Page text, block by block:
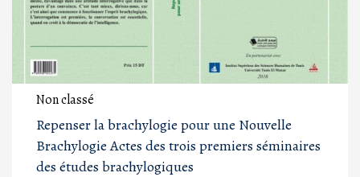
Non classé
Repenser la brachylogie pour une Nouvelle
Brachylogie Actes des trois premiers séminaires
des études brachylogiques